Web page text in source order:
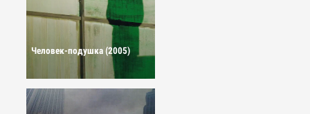
Человек-подушка (2005)